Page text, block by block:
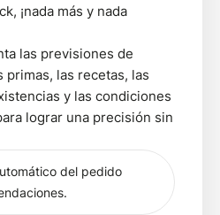
¡nada más y nada
las previsiones de
primas, las recetas, las
y las condiciones
lograr una precisión sin
del pedido